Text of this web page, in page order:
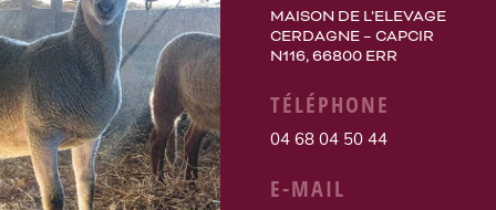
MAISON DE L’ELEVAGE
CERDAGNE – CAPCIR
N116, 66800 ERR
TÉLÉPHONE
04 68 04 50 44
E-MAIL